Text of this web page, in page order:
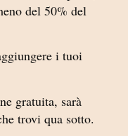
del 50% del
i tuoi
gratuita, sarà
trovi qua sotto.